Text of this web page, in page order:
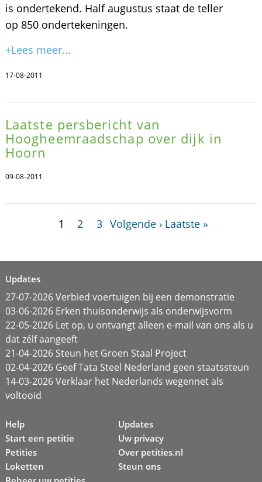
is ondertekend. Half augustus staat de teller
op 850 ondertekeningen.
+Lees meer...
17-08-2011
Laatste persbericht van
Hoogheemraadschap over dijk in
Hoorn
09-08-2011
1 2 3 Volgende › Laatste »
Updates
27-07-2026 Verbied voertuigen bij een demonstratie
03-06-2026 Erken thuisonderwijs als onderwijsvorm
22-05-2026 Let op, u ontvangt alleen e-mail van ons als u
dat zélf aangeeft
21-04-2026 Steun het Groen Staal Project
02-04-2026 Geef Tata Steel Nederland geen staatssteun
14-03-2026 Verklaar het Nederlands wegennet als
voltooid
Help
Start een petitie
Petities
Loketten
Updates
Uw privacy
Over petities.nl
Steun ons